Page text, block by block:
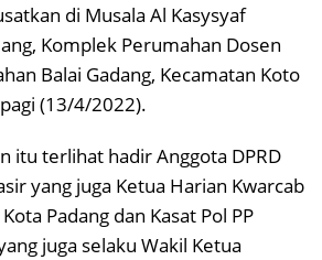
di Musala Al Kasysyaf
Komplek Perumahan Dosen
Balai Gadang, Kecamatan Koto
(13/4/2022).
itu terlihat hadir Anggota DPRD
yang juga Ketua Harian Kwarcab
Padang dan Kasat Pol PP
juga selaku Wakil Ketua